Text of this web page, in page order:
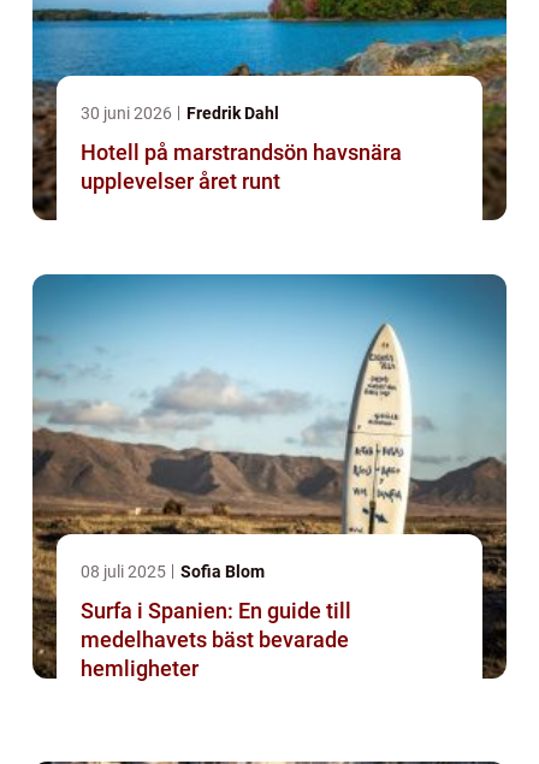
30 juni 2026 Fredrik Dahl
Hotell på marstrandsön havsnära
upplevelser året runt
08 juli 2025 Sofia Blom
Surfa i Spanien: En guide till
medelhavets bäst bevarade
hemligheter